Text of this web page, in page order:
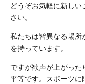
どうぞお気軽に新し
さい。
私たちは皆異なる場所
を持っています。
ですが歓声が上がった
平等です。スポーツに